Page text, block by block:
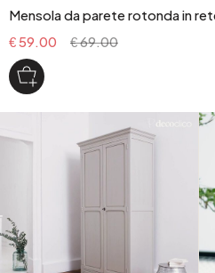
Mensola da parete rotonda in
€ 59.00
€ 69.00